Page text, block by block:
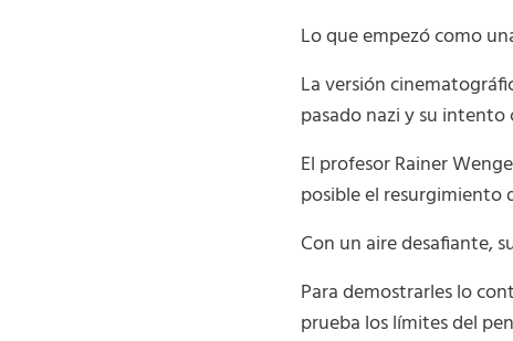
Lo que empezó como
La versión
pasado nazi y su
El profesor Rainer
posible el resurgimiento
Con un aire desafiante,
Para demostrarles lo
prueba los límites del